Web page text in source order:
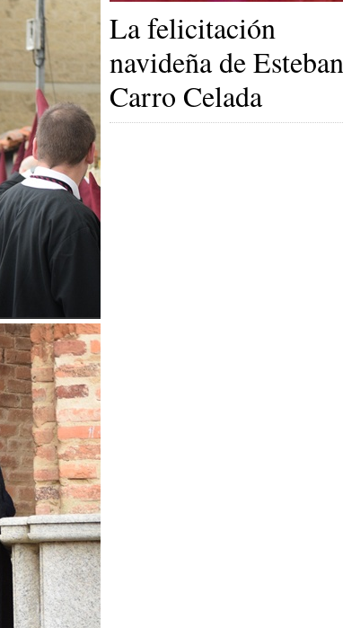
La felicitación
navideña de Esteban
Carro Celada